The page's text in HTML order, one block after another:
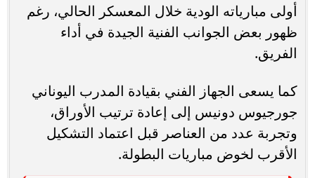
أولى مبارياته الودية خلال المعسكر الحالي، رغم
ظهور بعض الجوانب الفنية الجيدة في أداء
الفريق.
كما يسعى الجهاز الفني بقيادة المدرب اليوناني
جورجيوس دونيس إلى إعادة ترتيب الأوراق،
وتجربة عدد من العناصر قبل اعتماد التشكيل
الأقرب لخوض مباريات البطولة.